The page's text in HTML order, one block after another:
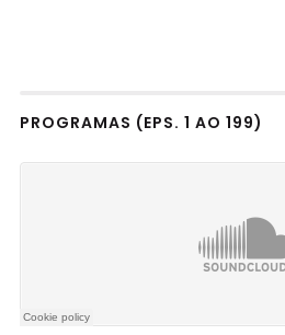
PROGRAMAS (EPS. 1 AO 199)